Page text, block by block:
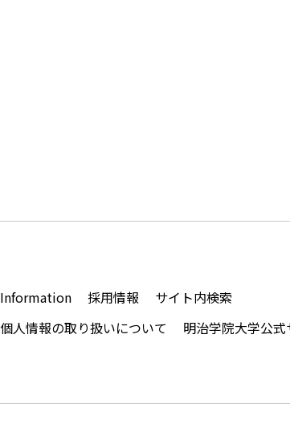
Information 採用情報
サイト内検索
個人情報の取り扱いについて
明治学院大学公式